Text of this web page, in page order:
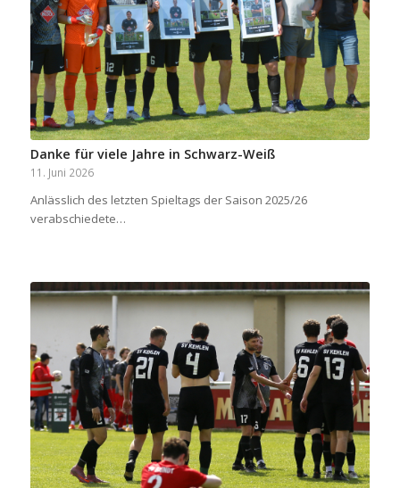
Danke für viele Jahre in Schwarz-Weiß
11. Juni 2026
Anlässlich des letzten Spieltags der Saison 2025/26
verabschiedete…